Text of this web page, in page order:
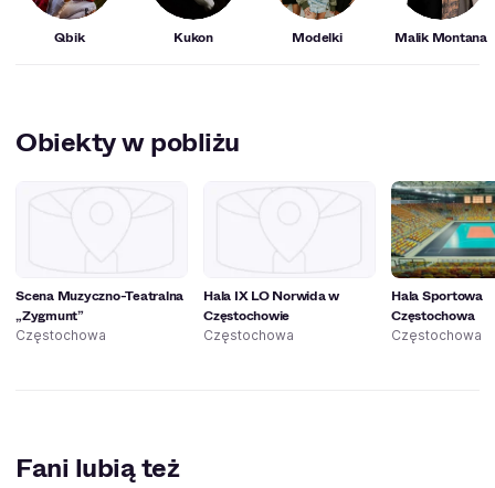
Qbik Kukon Modelki Malik Montana
Obiekty w pobliżu
Scena Muzyczno-Teatralna
„Zygmunt”
Częstochowa
Hala IX LO Norwida w
Częstochowie
Częstochowa
Hala Sportowa
Częstochowa
Częstochowa
Fani lubią też